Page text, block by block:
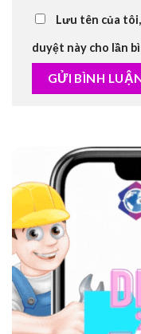
Lưu tên của
duyệt này cho lần